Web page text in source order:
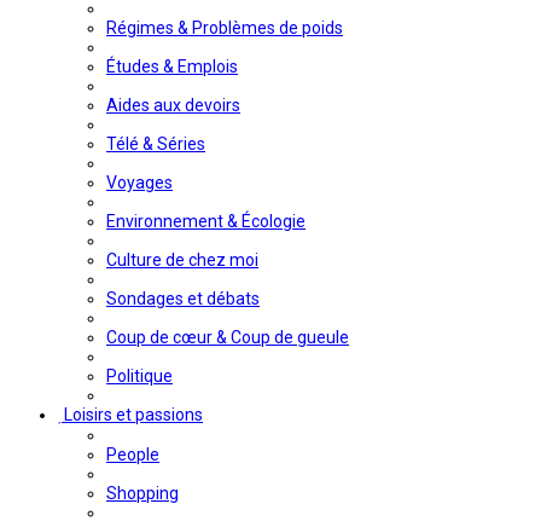
Régimes & Problèmes de poids
Études & Emplois
Aides aux devoirs
Télé & Séries
Voyages
Environnement & Écologie
Culture de chez moi
Sondages et débats
Coup de cœur & Coup de gueule
Politique
Loisirs et passions
People
Shopping